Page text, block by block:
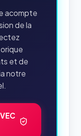
acompte
de la
et de
notre